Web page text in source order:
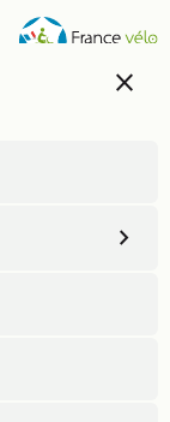
Aller
au
close